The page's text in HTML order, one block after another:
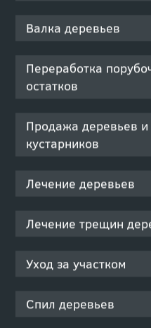
Валка деревьев
Переработка
остатков
Продажа деревьев и
кустарников
Лечение деревьев
Лечение трещин
Уход за участком
Спил деревьев